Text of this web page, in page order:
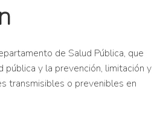
de Salud Pública, que
pública y la prevención, limitación y
transmisibles o prevenibles en